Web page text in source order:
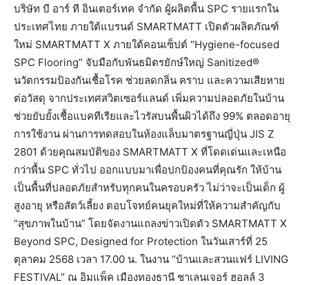
บริษัท บี อาร์ ที อินเตอร์เทค จำกัด ผู้ผลิตพื้น SPC รายแรกใน
ประเทศไทย ภายใต้แบรนด์ SMARTMATT เปิดตัวผลิตภัณฑ์
ใหม่ SMARTMATT X ภายใต้คอนเซ็ปต์ “Hygiene-focused
SPC Flooring” จับมือกับพันธมิตรยักษ์ใหญ่ Sanitized®
นวัตกรรมป้องกันเชื้อโรค ช่วยลดกลิ่น คราบ และความเสียหาย
ต่อวัสดุ จากประเทศสวิตเซอร์แลนด์ เพิ่มความปลอดภัยในบ้าน
ช่วยยับยั้งเชื้อแบคทีเรียและไวรัสบนพื้นผิวได้ถึง 99% ตลอดอายุ
การใช้งาน ผ่านการทดสอบในห้องแล็บมาตรฐานญี่ปุ่น JIS Z
2801 ด้วยคุณสมบัติของ SMARTMATT X ที่โดดเด่นและเหนือ
กว่าพื้น SPC ทั่วไป ออกแบบมาเพื่อปกป้องคนที่คุณรัก ให้บ้าน
เป็นพื้นที่ปลอดภัยสำหรับทุกคนในครอบครัว ไม่ว่าจะเป็นเด็ก ผู้
สูงอายุ หรือสัตว์เลี้ยง ตอบโจทย์คนยุคใหม่ที่ให้ความสำคัญกับ
“สุขภาพในบ้าน” โดยจัดงานแถลงข่าวเปิดตัว SMARTMATT X
Beyond SPC, Designed for Protection ในวันเสาร์ที่ 25
ตุลาคม 2568 เวลา 17.00 น. ในงาน “บ้านและสวนแฟร์ LIVING
FESTIVAL” ณ อิมแพ็ค เมืองทองธานี ชาเลนเจอร์ ฮอลล์ 3